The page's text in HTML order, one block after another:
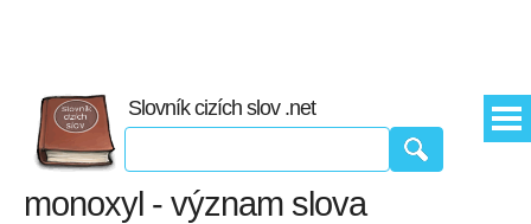
Slovník cizích slov .net
monoxyl - význam slova